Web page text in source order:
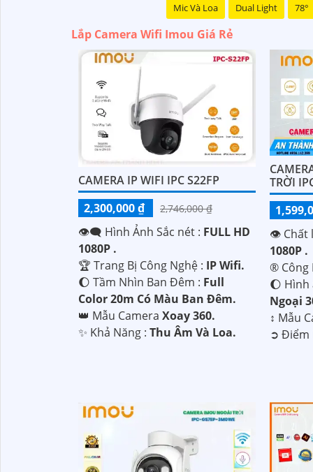
Mic Và Loa Dual Light 78°
Lắp Camera Wifi Imou Giá Rẻ
CAMERA IP WIFI IPC S22FP
2,300,000 ₫
2,746,000 ₫
👁️‍🗨 Hình Ảnh Sắc nét : FULL HD
1080P .
🏆 Trang Bị Công Nghệ : IP Wifi.
🌔 Tầm Nhìn Ban Đêm : Full
Color 20m Có Màu Ban Đêm.
👑 Mẫu Camera Xoay 360.
️✨ Khả Năng : Thu Âm Và Loa.
TRỜI
👁 Chất
1080P .
®️ Công
🌔 Hình
Ngoại
↕️ Mẫu
️➲ Điểm